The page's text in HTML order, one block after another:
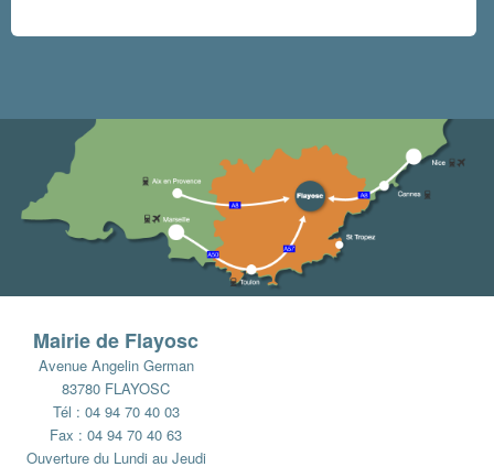
Mairie de Flayosc
Avenue Angelin German
83780 FLAYOSC
Tél : 04 94 70 40 03
Fax : 04 94 70 40 63
Ouverture du Lundi au Jeudi